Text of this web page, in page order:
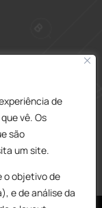
de
vê. Os
são
um site.
o objetivo de
e de análise da
PESQUISAR